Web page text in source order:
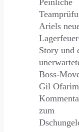
Peinliche
Ariels
Story und
Boss-
Gil
zum